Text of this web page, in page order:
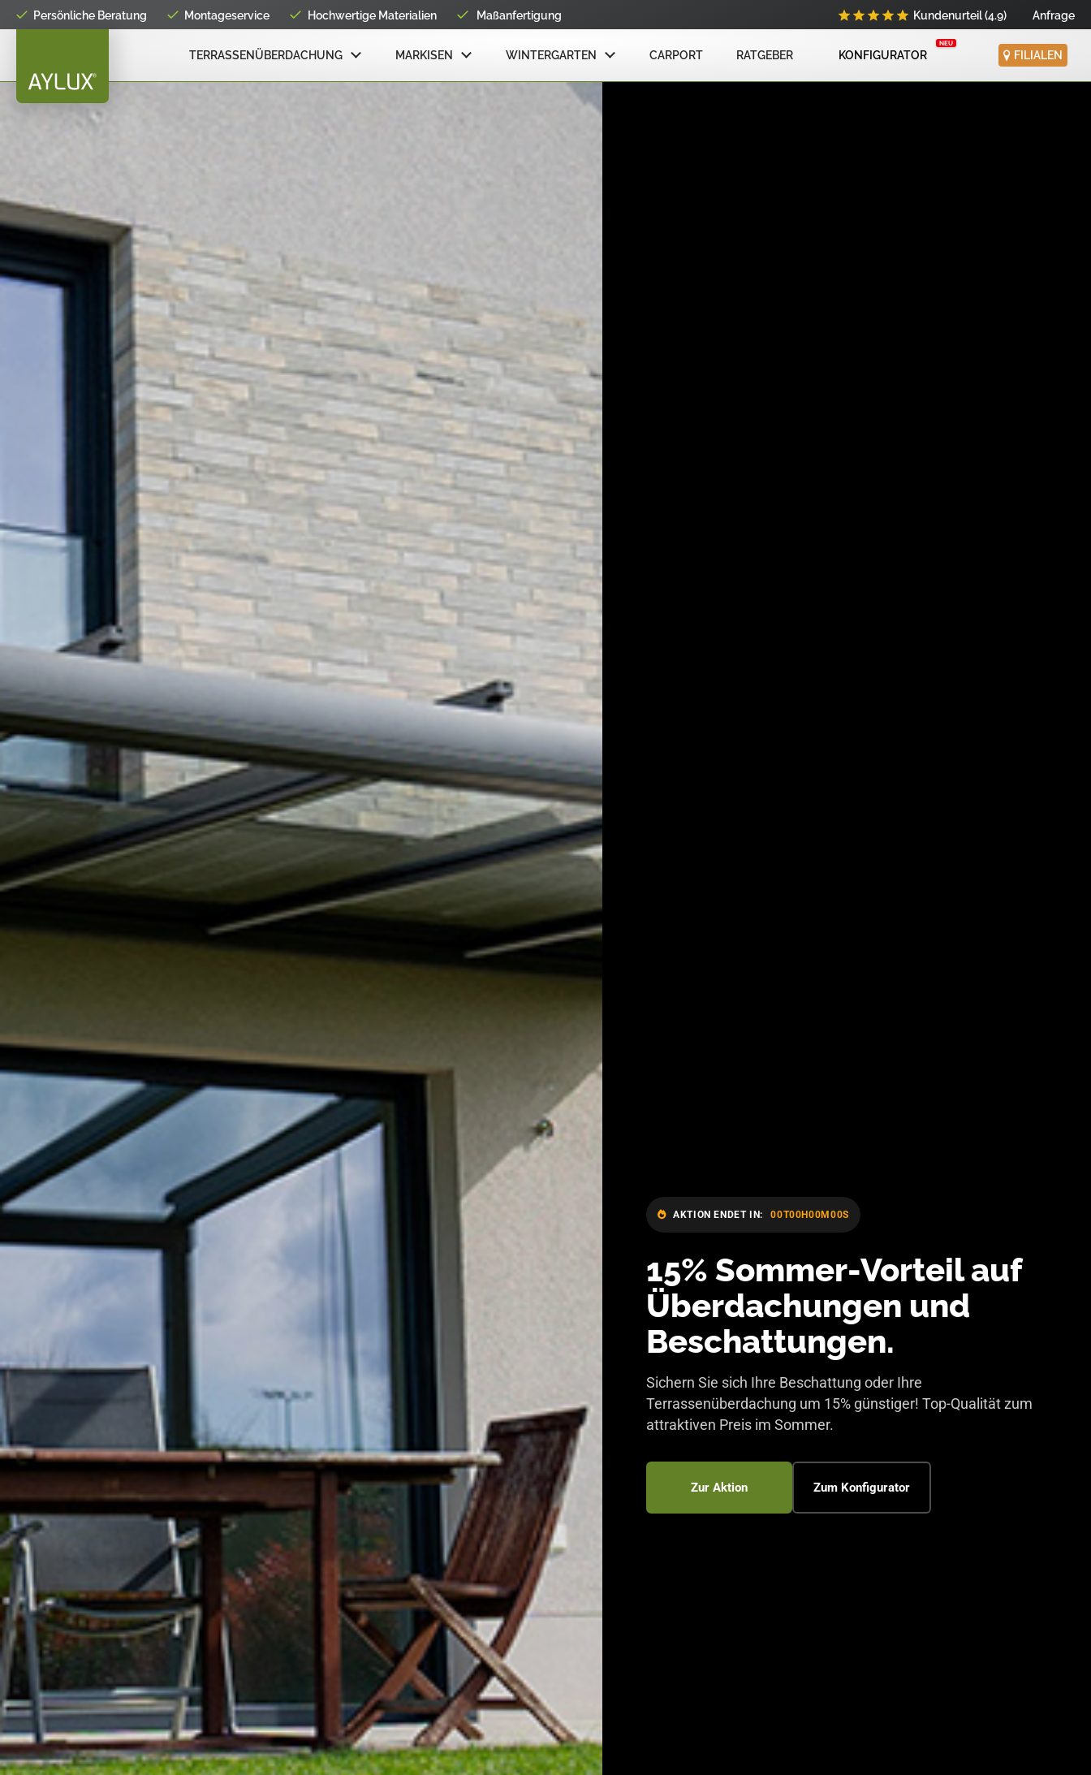
Persönliche Beratung Montageservice Hochwertige Materialien Maßanfertigung Kundenurteil (4.9) Anfrage
TERRASSENÜBERDACHUNG MARKISEN WINTERGARTEN CARPORT RATGEBER KONFIGURATOR FILIALEN
AKTION ENDET IN: 00T00H00M 00S
15% Sommer-Vorteil auf
Überdachungen und
Beschattungen.
Sichern Sie sich Ihre Beschattung oder Ihre
Terrassenüberdachung um 15% günstiger! Top-Qualität zum
attraktiven Preis im Sommer.
Zur Aktion Zum Konfigurator